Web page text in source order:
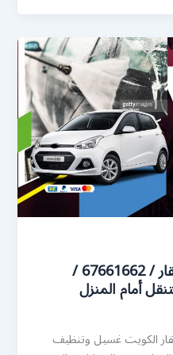
رقم غسيل سيارات بنيد القار / 67661662 /
أمام المنزل
الكويت غسيل وتنظيف